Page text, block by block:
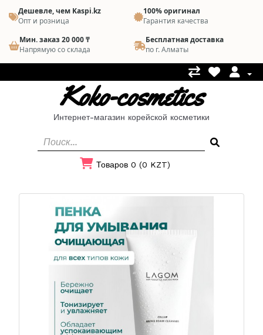
Дешевле, чем Kaspi.kz
Опт и розница
100% оригинал
Гарантия качества
Мин. заказ 20 000 ₸
Напрямую со склада
Бесплатная доставка
по г. Алматы
Koko-cosmetics
Интернет-магазин корейской косметики
Товаров 0 (0 KZT)